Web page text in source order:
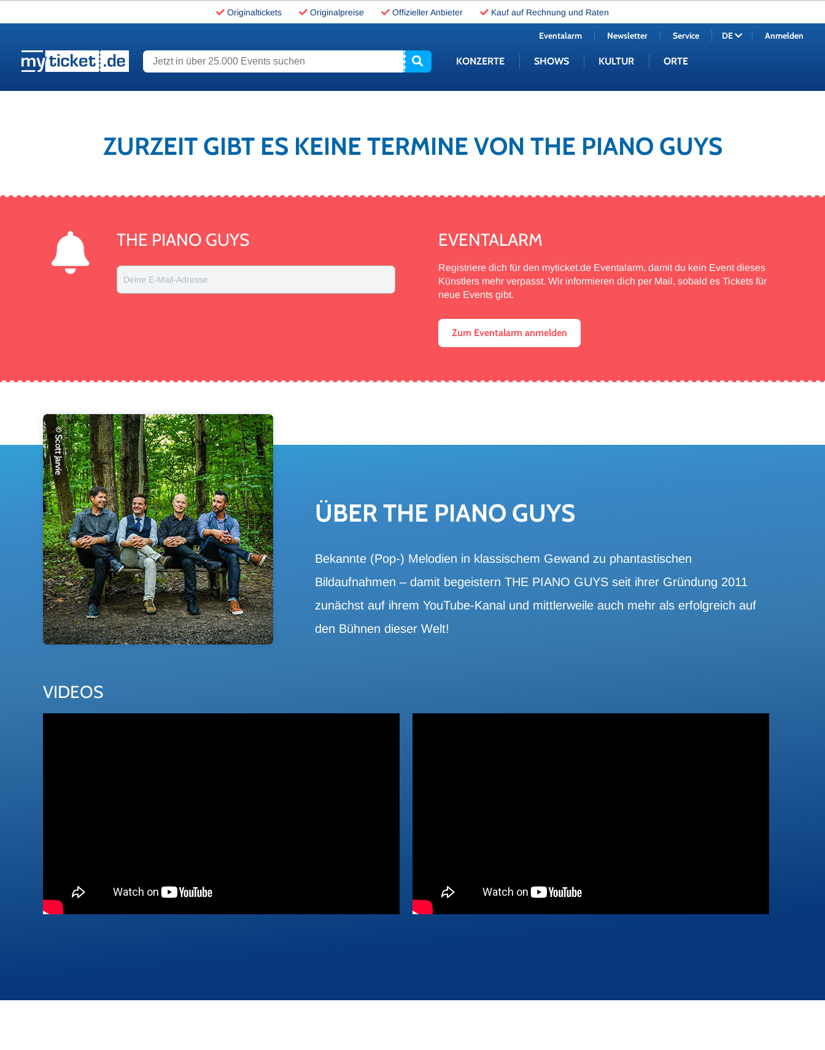
Originaltickets Originalpreise Offizieller Anbieter Kauf auf Rechnung und Raten
Jetzt in über 25.000 Events suchen KONZERTE SHOWS KULTUR ORTE
Eventalarm Newsletter Service DE Anmelden
ZURZEIT GIBT ES KEINE TERMINE VON THE PIANO GUYS
THE PIANO GUYS
Deine E-Mail-Adresse
EVENTALARM
Registriere dich für den myticket.de Eventalarm, damit du kein Event dieses
Künstlers mehr verpasst. Wir informieren dich per Mail, sobald es Tickets für
neue Events gibt.
Zum Eventalarm anmelden
ÜBER THE PIANO GUYS
Bekannte (Pop-) Melodien in klassischem Gewand zu phantastischen
Bildaufnahmen – damit begeistern THE PIANO GUYS seit ihrer Gründung 2011
zunächst auf ihrem YouTube-Kanal und mittlerweile auch mehr als erfolgreich auf
den Bühnen dieser Welt!
VIDEOS